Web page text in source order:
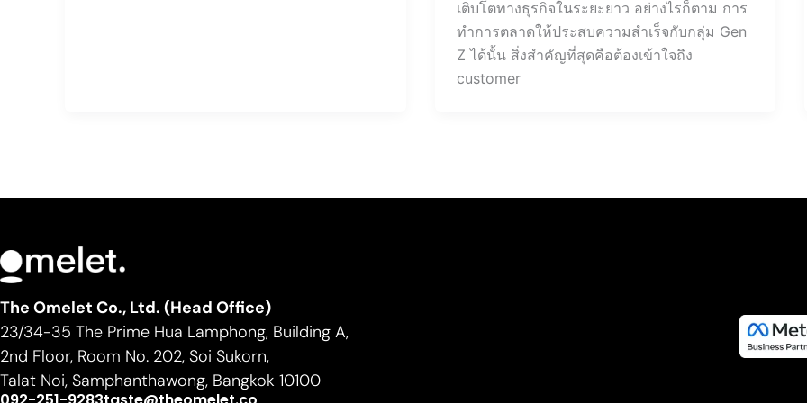
เติบโตทางธุรกิจในระยะยาว อย่างไรก็ตาม การ
ทำการตลาดให้ประสบความสำเร็จกับกลุ่ม Gen
Z ได้นั้น สิ่งสำคัญที่สุดคือต้องเข้าใจถึง
customer
The Omelet Co., Ltd. (Head Office)
23/34-35 The Prime Hua Lamphong, Building A,
2nd Floor, Room No. 202, Soi Sukorn,
Talat Noi, Samphanthawong, Bangkok 10100